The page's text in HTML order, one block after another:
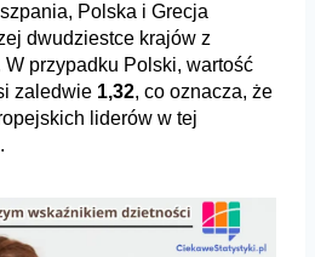
Polska i Grecja
dwudziestce krajów z
przypadku Polski, wartość
zaledwie 1,32, co oznacza, że
liderów w tej